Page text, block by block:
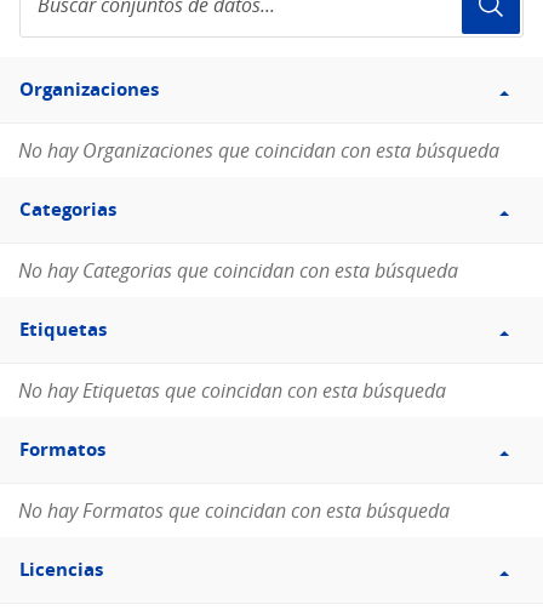
conjuntos
de
Filtro
Organizaciones
Organizaciones
No hay Organizaciones que coincidan con esta búsqueda
Filtro
Categorias
Categorias
No hay Categorias que coincidan con esta búsqueda
Filtro
Etiquetas
Etiquetas
No hay Etiquetas que coincidan con esta búsqueda
Filtro
Formatos
Formatos
No hay Formatos que coincidan con esta búsqueda
Filtro
Licencias
Licencias